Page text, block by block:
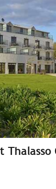
Thalasso